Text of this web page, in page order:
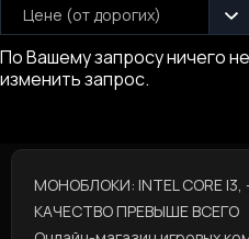
Цене (от дорогих)
По Вашему запросу ничего
изменить запрос.
МОНОБЛОКИ: INTEL CORE I3, -
КАЧЕСТВО ПРЕВЫШЕ ВСЕГО